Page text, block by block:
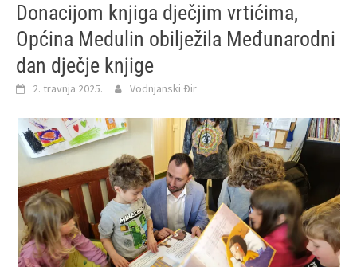
Donacijom knjiga dječjim vrtićima,
Općina Medulin obilježila Međunarodni
dan dječje knjige
2. travnja 2025. Vodnjanski Đir